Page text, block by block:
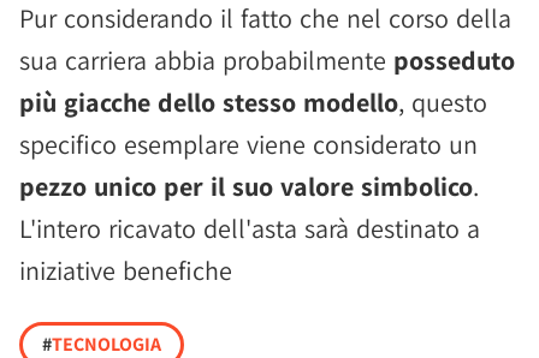
Pur considerando il fatto che nel corso della
sua carriera abbia probabilmente posseduto
più giacche dello stesso modello, questo
specifico esemplare viene considerato un
pezzo unico per il suo valore simbolico.
L'intero ricavato dell'asta sarà destinato a
iniziative benefiche
#TECNOLOGIA